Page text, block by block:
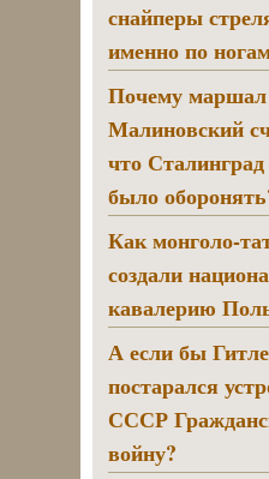
снайперы
именно по
Почему маршал
Малиновский
что
было
Как монголо-
создали
кавалерию
А если бы
постарался
СССР
войну?